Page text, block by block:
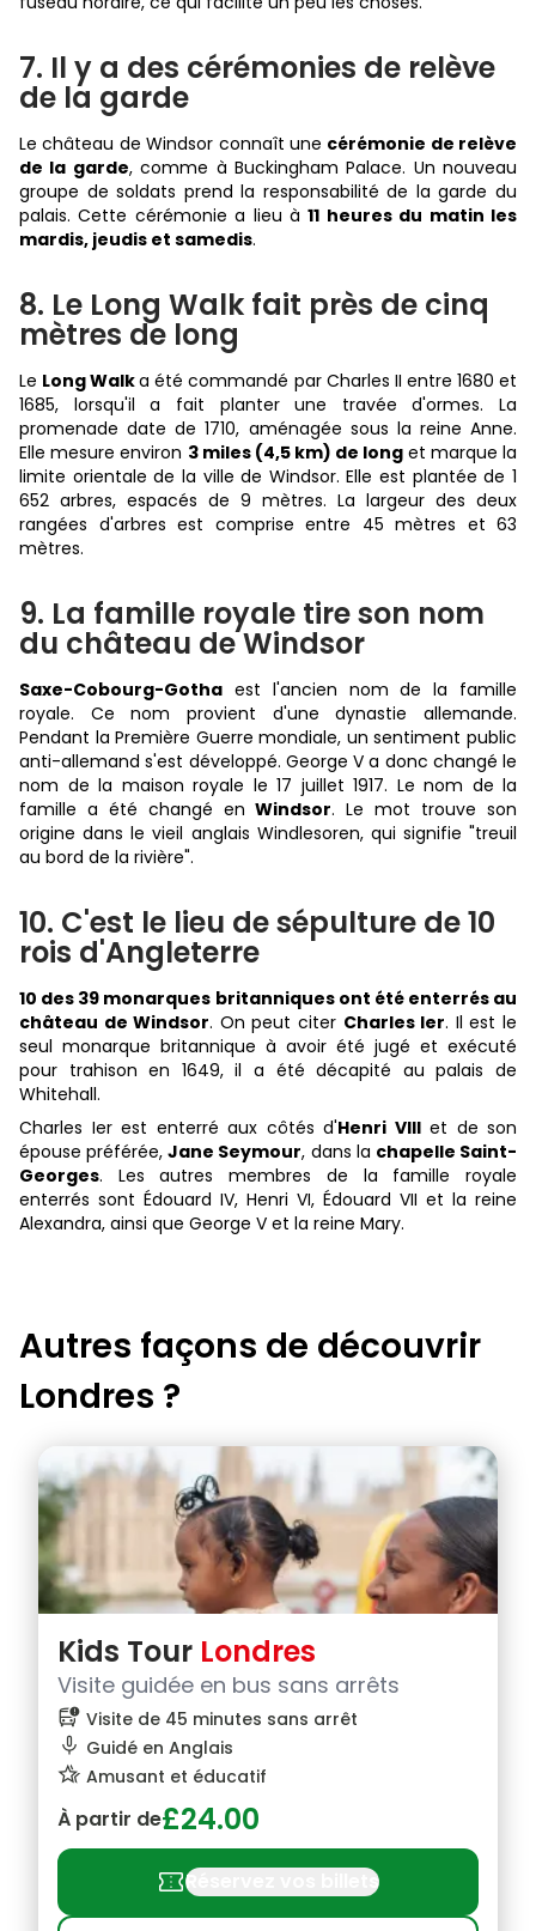
7. Il y a des cérémonies de relève
de la garde
Le château de Windsor connaît une cérémonie de relève
de la garde, comme à Buckingham Palace. Un nouveau
groupe de soldats prend la responsabilité de la garde du
palais. Cette cérémonie a lieu à11 heures du matin les
mardis, jeudis et samedis.
8. Le Long Walk fait près de cinq
mètres de long
Le Long Walka été commandé par Charles II entre 1680 et
1685, lorsqu'il a fait planter une travée d'ormes. La
promenade date de 1710, aménagée sous la reine Anne.
Elle mesure environ 3 miles (4,5 km) de long et marque la
limite orientale de la ville de Windsor. Elle est plantée de 1
652 arbres, espacés de 9 mètres. La largeur des deux
rangées d'arbres est comprise entre 45 mètres et 63
mètres.
9. La famille royale tire son nom
du château de Windsor
Saxe-Cobourg-Gotha est l'ancien nom de la famille
royale. Ce nom provient d'une dynastie allemande.
Pendant la Première Guerre mondiale, un sentiment public
anti-allemand s'est développé. George V a donc changé le
nom de la maison royale le 17 juillet 1917. Le nom de la
famille a été changé enWindsor. Le mot trouve son
origine dans le vieil anglais Windlesoren, qui signifie "treuil
au bord de la rivière".
10. C'est le lieu de sépulture de 10
rois d'Angleterre
10 des 39 monarques britanniques ont été enterrés au
château de Windsor. On peut citer Charles Ier. Il est le
seul monarque britannique à avoir été jugé et exécuté
pour trahison en 1649, il a été décapité au palais de
Whitehall.
Charles Ier est enterré aux côtés d'Henri VIIIet de son
épouse préférée,Jane Seymour, dans la chapelle Saint-
Georges. Les autres membres de la famille royale
enterrés sont Édouard IV, Henri VI, Édouard VII et la reine
Alexandra, ainsi que George V et la reine Mary.
Autres façons de découvrir
Londres ?
Kids Tour Londres
Visite guidée en bus sans arrêts
bus_alert Visite de 45 minutes sans arrêt
mic Guidé en Anglais
hotel_class Amusant et éducatif
À partir de£24.00
confirmation_numberRéservez vos billets